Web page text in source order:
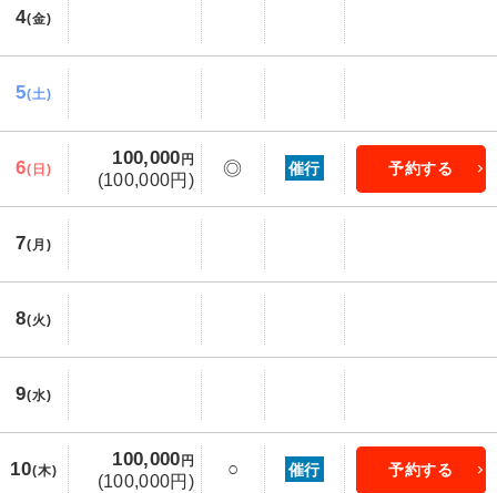
4(金)
5(土)
6(日)
100,000 円
(100,000円)
◎ 催行 予約する
7(月)
8(火)
9(水)
10(木)
100,000 円
(100,000円)
○ 催行 予約する